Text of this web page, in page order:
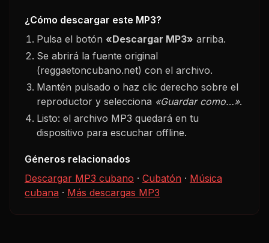
¿Cómo descargar este MP3?
Pulsa el botón «Descargar MP3» arriba.
Se abrirá la fuente original
(reggaetoncubano.net) con el archivo.
Mantén pulsado o haz clic derecho sobre el
reproductor y selecciona «Guardar como…».
Listo: el archivo MP3 quedará en tu
dispositivo para escuchar offline.
Géneros relacionados
Descargar MP3 cubano · Cubatón · Música
cubana · Más descargas MP3